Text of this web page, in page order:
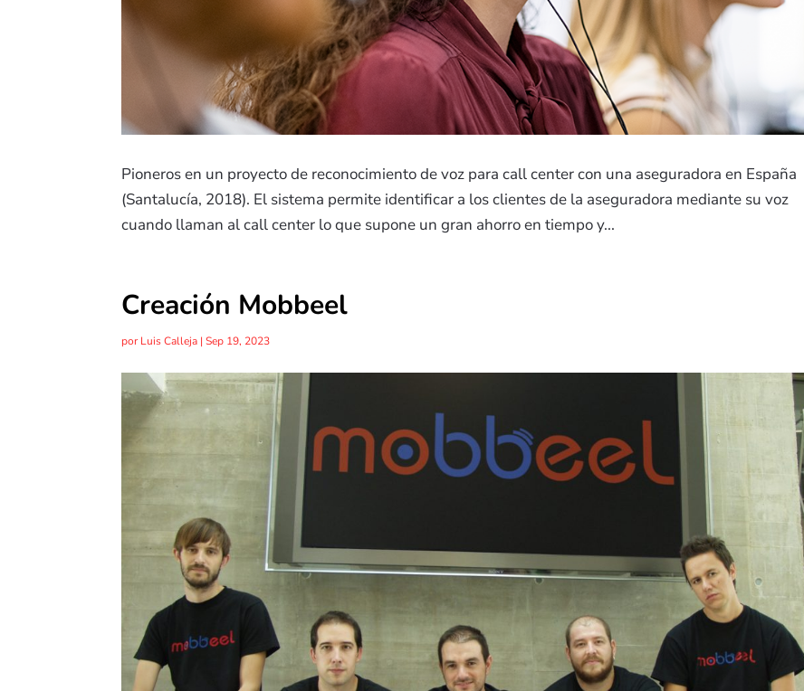
Pioneros en un proyecto de reconocimiento de voz para call center con una aseguradora en España
(Santalucía, 2018). El sistema permite identificar a los clientes de la aseguradora mediante su voz
cuando llaman al call center lo que supone un gran ahorro en tiempo y...
Creación Mobbeel
porLuis Calleja |Sep 19, 2023